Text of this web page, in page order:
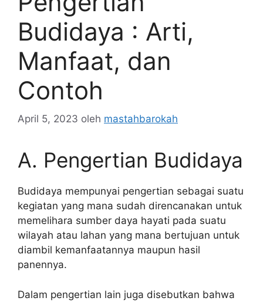
Budidaya : Arti,
Manfaat, dan
Contoh
April 5, 2023 oleh mastahbarokah
A. Pengertian Budidaya
Budidaya mempunyai pengertian sebagai suatu
kegiatan yang mana sudah direncanakan untuk
memelihara sumber daya hayati pada suatu
wilayah atau lahan yang mana bertujuan untuk
diambil kemanfaatannya maupun hasil
panennya.
Dalam pengertian lain juga disebutkan bahwa